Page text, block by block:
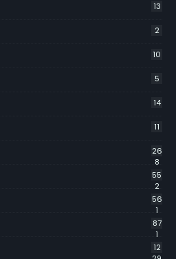
13
2
10
5
14
11
26
8
55
2
56
1
87
1
12